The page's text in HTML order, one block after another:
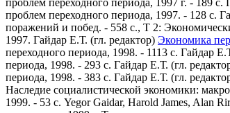
проблем переходного периода, 1997 г. - 189 с.
проблем переходного периода, 1997. - 128 с.
поражений и побед. - 558 с., Т 2:
1997. Гайдар Е.Т. (гл. редактор) Экономика
переходного периода, 1998. - 1113 с. Гайдар
периода, 1998. - 293 с. Гайдар Е.Т. (гл.
периода, 1998. - 383 с. Гайдар Е.Т. (гл.
Наследие социалистической экономики:
1999. - 53 с. Yegor Gaidar, Harold James, Alan